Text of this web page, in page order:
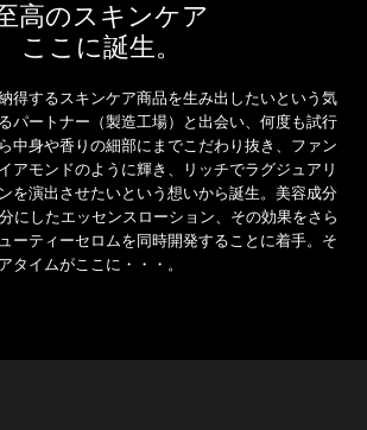
高のスキンケア
ここに誕生。
得するスキンケア商品を生み出したいという気
パートナー（製造工場）と出会い、何度も試行
中身や香りの細部にまでこだわり抜き、ファン
アモンドのように輝き、リッチでラグジュアリ
を演出させたいという想いから誕生。美容成分
にしたエッセンスローション、その効果をさら
ーティーセロムを同時開発することに着手。そ
タイムがここに・・・。